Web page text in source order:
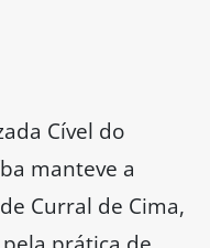
Cível do
manteve a
Curral de Cima,